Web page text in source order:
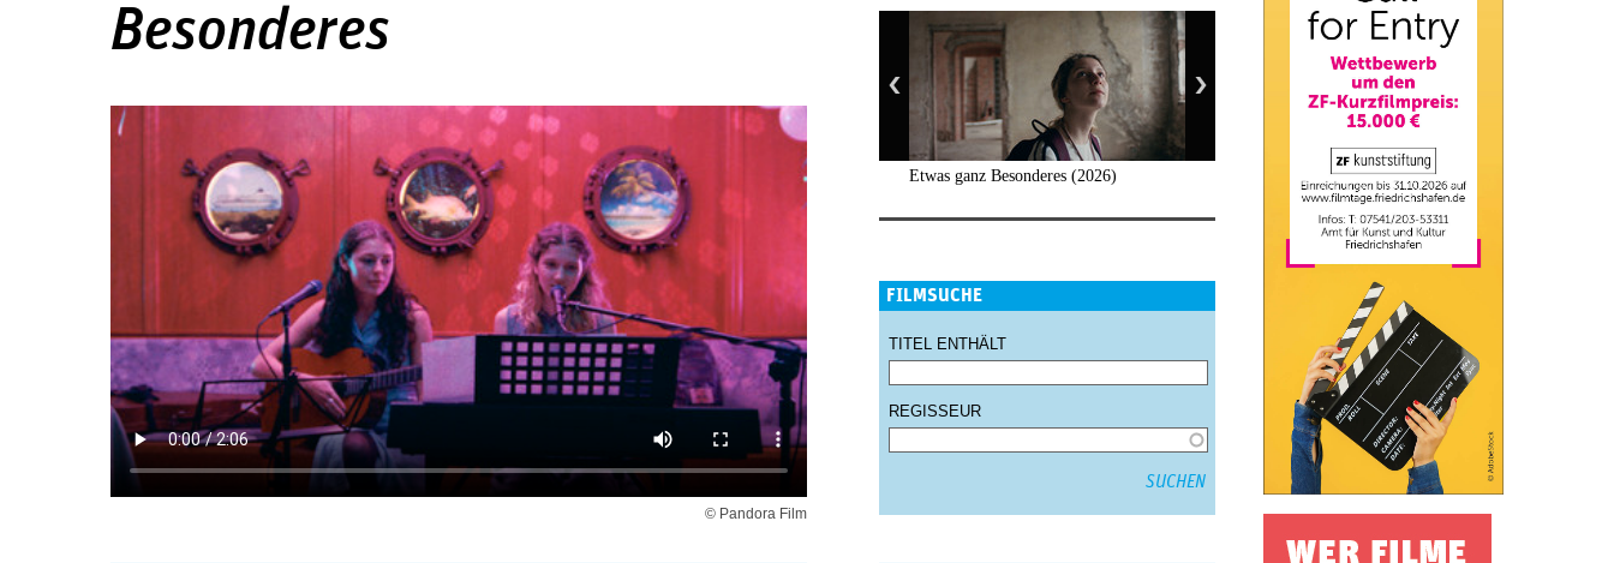
Besonderes
© Pandora Film
Etwas ganz Besonderes (2026)
FILMSUCHE
TITEL ENTHÄLT
REGISSEUR